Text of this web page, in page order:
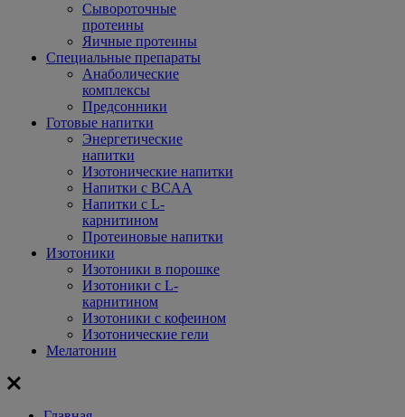
Сывороточные
протеины
Яичные протеины
Специальные препараты
Анаболические
комплексы
Предсонники
Готовые напитки
Энергетические
напитки
Изотонические напитки
Напитки с BCAA
Напитки с L-
карнитином
Протеиновые напитки
Изотоники
Изотоники в порошке
Изотоники с L-
карнитином
Изотоники с кофеином
Изотонические гели
Мелатонин